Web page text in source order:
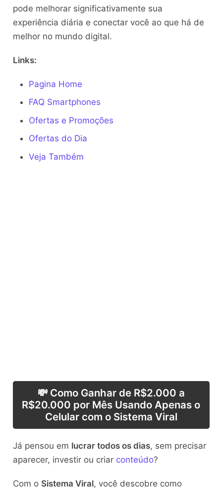
pode melhorar significativamente sua
experiência diária e conectar você ao que há de
melhor no mundo digital.
Links:
Pagina Home
FAQ Smartphones
Ofertas e Promoções
Ofertas do Dia
Veja Também
💸 Como Ganhar de R$2.000 a
R$20.000 por Mês Usando Apenas o
Celular com o Sistema Viral
Já pensou em lucrar todos os dias, sem precisar
aparecer, investir ou criar conteúdo?
Com o Sistema Viral, você descobre como